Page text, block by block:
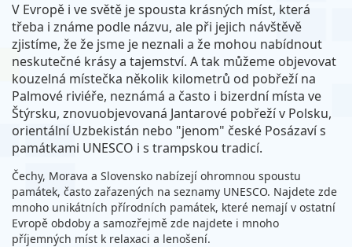
V Evropě i ve světě je spousta krásných míst, která
třeba i známe podle názvu, ale při jejich návštěvě
zjistíme, že že jsme je neznali a že mohou nabídnout
neskutečné krásy a tajemství. A tak můžeme objevovat
kouzelná místečka několik kilometrů od pobřeží na
Palmové riviéře, neznámá a často i bizerdní místa ve
Štýrsku, znovuobjevovaná Jantarové pobřeží v Polsku,
orientální Uzbekistán nebo "jenom" české Posázaví s
památkami UNESCO i s trampskou tradicí.
Čechy, Morava a Slovensko nabízejí ohromnou spoustu
památek, často zařazených na seznamy UNESCO. Najdete zde
mnoho unikátních přírodních památek, které nemají v ostatní
Evropě obdoby a samozřejmě zde najdete i mnoho
příjemných míst k relaxaci a lenošení.